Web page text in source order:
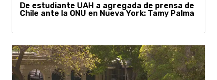
De estudiante UAH a agregada de prensa de
Chile ante la ONU en Nueva York: Tamy Palma